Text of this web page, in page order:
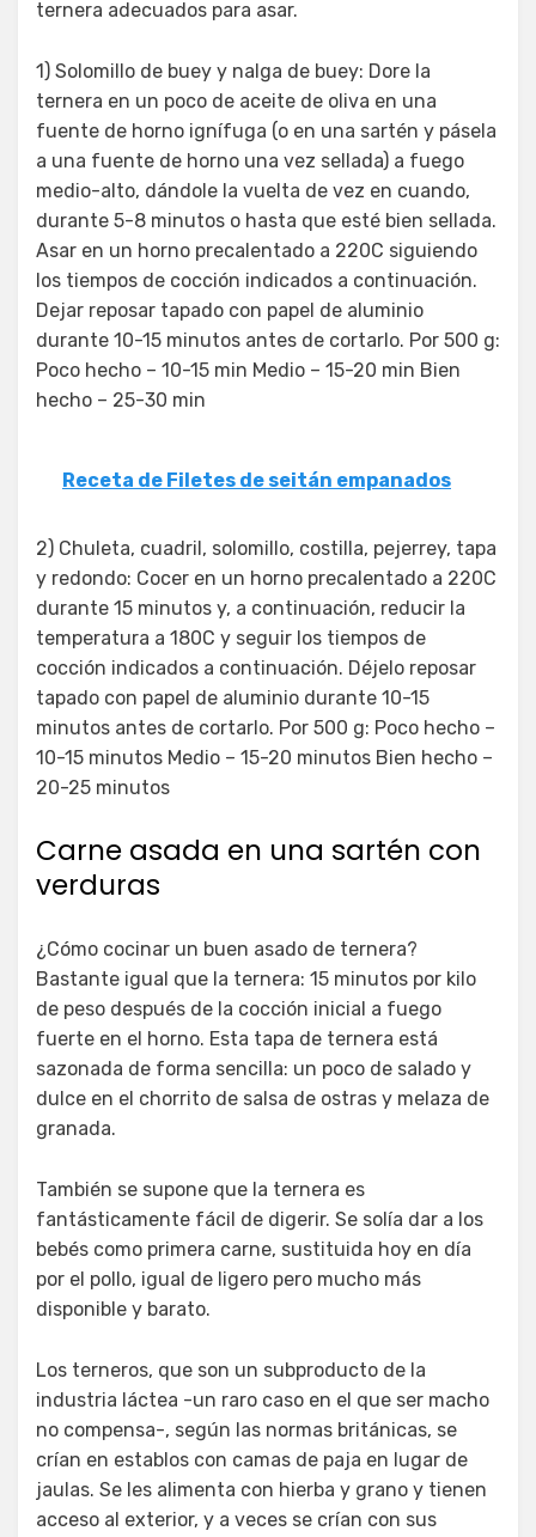
ternera adecuados para asar.
1) Solomillo de buey y nalga de buey: Dore la
ternera en un poco de aceite de oliva en una
fuente de horno ignífuga (o en una sartén y pásela
a una fuente de horno una vez sellada) a fuego
medio-alto, dándole la vuelta de vez en cuando,
durante 5-8 minutos o hasta que esté bien sellada.
Asar en un horno precalentado a 220C siguiendo
los tiempos de cocción indicados a continuación.
Dejar reposar tapado con papel de aluminio
durante 10-15 minutos antes de cortarlo. Por 500 g:
Poco hecho – 10-15 min Medio – 15-20 min Bien
hecho – 25-30 min
Receta de Filetes de seitán empanados
2) Chuleta, cuadril, solomillo, costilla, pejerrey, tapa
y redondo: Cocer en un horno precalentado a 220C
durante 15 minutos y, a continuación, reducir la
temperatura a 180C y seguir los tiempos de
cocción indicados a continuación. Déjelo reposar
tapado con papel de aluminio durante 10-15
minutos antes de cortarlo. Por 500 g: Poco hecho –
10-15 minutos Medio – 15-20 minutos Bien hecho –
20-25 minutos
Carne asada en una sartén con
verduras
¿Cómo cocinar un buen asado de ternera?
Bastante igual que la ternera: 15 minutos por kilo
de peso después de la cocción inicial a fuego
fuerte en el horno. Esta tapa de ternera está
sazonada de forma sencilla: un poco de salado y
dulce en el chorrito de salsa de ostras y melaza de
granada.
También se supone que la ternera es
fantásticamente fácil de digerir. Se solía dar a los
bebés como primera carne, sustituida hoy en día
por el pollo, igual de ligero pero mucho más
disponible y barato.
Los terneros, que son un subproducto de la
industria láctea -un raro caso en el que ser macho
no compensa-, según las normas británicas, se
crían en establos con camas de paja en lugar de
jaulas. Se les alimenta con hierba y grano y tienen
acceso al exterior, y a veces se crían con sus